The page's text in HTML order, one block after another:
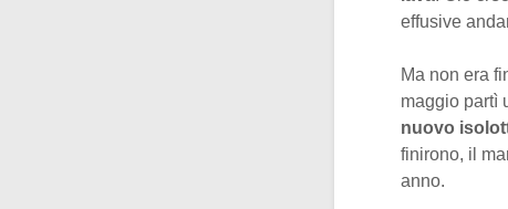
effusive
Ma non era
maggio partì
nuovo
finirono, il
anno.